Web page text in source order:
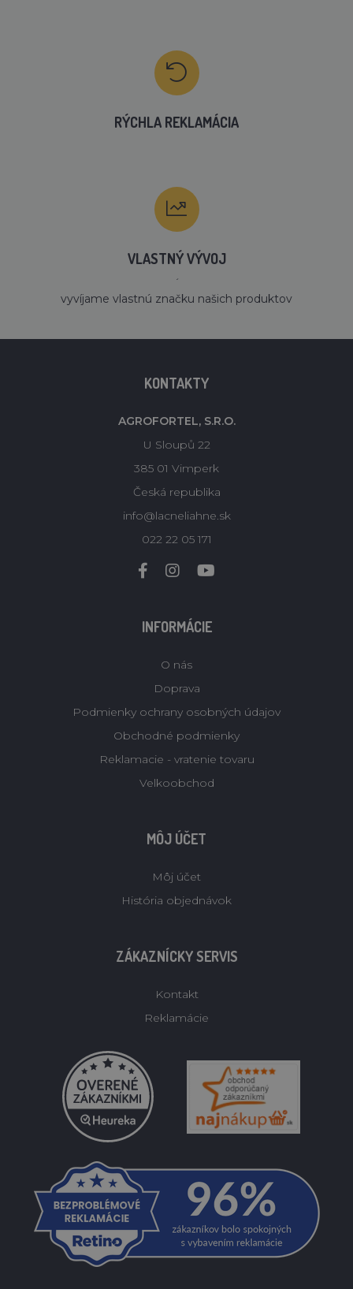
RÝCHLA REKLAMÁCIA
VLASTNÝ VÝVOJ
´
vyvíjame vlastnú značku našich produktov
KONTAKTY
AGROFORTEL, S.R.O.
U Sloupů 22
385 01 Vimperk
Česká republika
info@lacneliahne.sk
022 22 05 171
INFORMÁCIE
O nás
Doprava
Podmienky ochrany osobných údajov
Obchodné podmienky
Reklamacie - vratenie tovaru
Velkoobchod
MÔJ ÚČET
Môj účet
História objednávok
ZÁKAZNÍCKY SERVIS
Kontakt
Reklamácie